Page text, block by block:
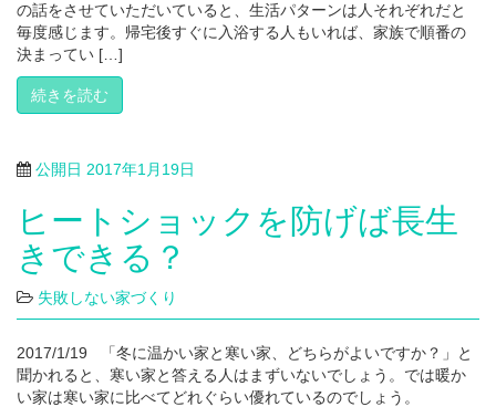
の話をさせていただいていると、生活パターンは人それぞれだと
毎度感じます。帰宅後すぐに入浴する人もいれば、家族で順番の
決まってい […]
続きを読む
公開日 2017年1月19日
ヒートショックを防げば長生
きできる？
失敗しない家づくり
2017/1/19 「冬に温かい家と寒い家、どちらがよいですか？」と
聞かれると、寒い家と答える人はまずいないでしょう。では暖か
い家は寒い家に比べてどれぐらい優れているのでしょう。